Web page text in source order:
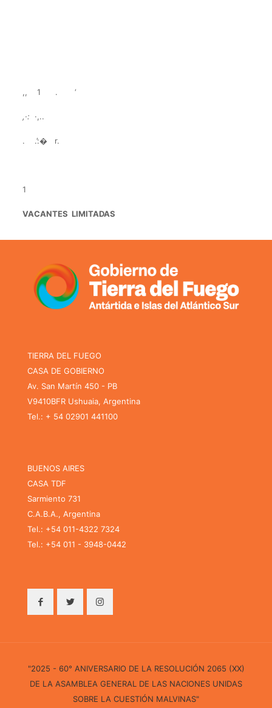
,, 1 . ‘
,·: ·,..
. .’:� r.
1
VACANTES LIMITADAS
TIERRA DEL FUEGO
CASA DE GOBIERNO
Av. San Martín 450 - PB
V9410BFR Ushuaia, Argentina
Tel.: + 54 02901 441100
BUENOS AIRES
CASA TDF
Sarmiento 731
C.A.B.A., Argentina
Tel.: +54 011-4322 7324
Tel.: +54 011 - 3948-0442
"2025 - 60° ANIVERSARIO DE LA RESOLUCIÓN 2065 (XX)
DE LA ASAMBLEA GENERAL DE LAS NACIONES UNIDAS
SOBRE LA CUESTIÓN MALVINAS"